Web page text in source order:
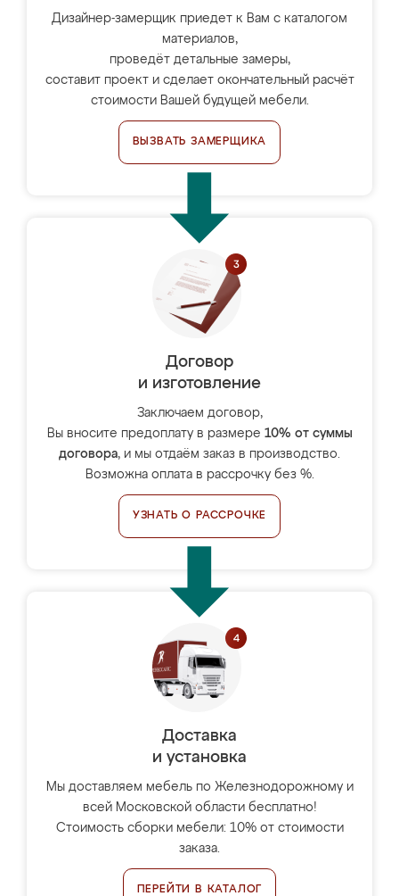
Дизайнер-замерщик приедет к Вам с каталогом
материалов,
проведёт детальные замеры,
составит проект и сделает окончательный расчёт
стоимости Вашей будущей мебели.
ВЫЗВАТЬ ЗАМЕРЩИКА
Договор
и изготовление
Заключаем договор,
Вы вносите предоплату в размере 10% от суммы
договора, и мы отдаём заказ в производство.
Возможна оплата в рассрочку без %.
УЗНАТЬ О РАССРОЧКЕ
Доставка
и установка
Мы доставляем мебель по Железнодорожному и
всей Московской области бесплатно!
Стоимость сборки мебели: 10% от стоимости
заказа.
ПЕРЕЙТИ В КАТАЛОГ